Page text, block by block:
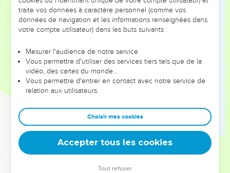
Il prendra la dîme de vos troupeaux et vous serez vous-
mêmes ses esclaves.
serez choisi, mais l'Eternel ne vous exaucera pas. »
Le peuple refusa d'écouter Samuel. « Cela ne fait rien,
dirent-ils, il y aura quand même un roi sur nous,
20
notre roi nous jugera, il marchera à notre tête et conduira
nos guerres. »
Après avoir entendu toutes les paroles du peuple, Samuel
les répéta à l'Eternel,
et l'Eternel lui dit : « Ecoute-les et établis un roi sur eux. »
traite vos données à caractère personnel (comme vos
données de navigation et les informations renseignées dans
votre compte utilisateur) dans les buts suivants :
Mesurer l'audience de notre service
Vous permettre d'utiliser des services tiers tels que de la
vidéo, des cartes du monde…
Vous permettre d'entrer en contact avec notre service de
relation aux utilisateurs.
Choisir mes cookies
Accepter tous les cookies
Tout refuser